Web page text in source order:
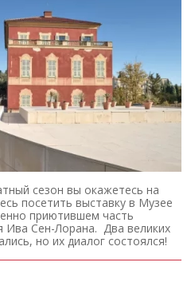
сезон вы окажетесь на
посетить выставку в Музее
приютившем часть
Ива Сен-Лорана. Два великих
но их диалог состоялся!